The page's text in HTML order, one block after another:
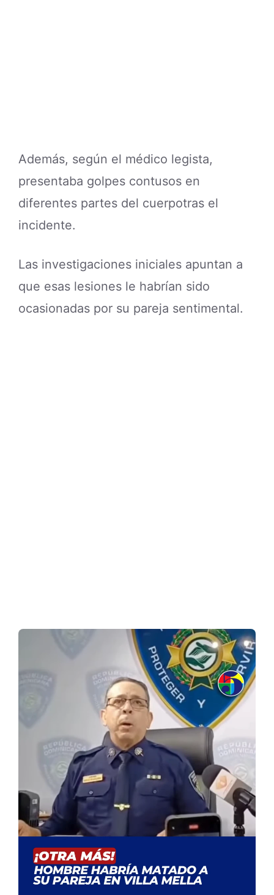
Además, según el médico legista,
presentaba golpes contusos en
diferentes partes del cuerpotras el
incidente.
Las investigaciones iniciales apuntan a
que esas lesiones le habrían sido
ocasionadas por su pareja sentimental.